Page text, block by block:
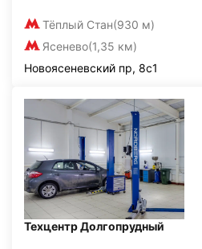
Тёплый Стан(930 м)
Ясенево(1,35 км)
Новоясеневский пр, 8с1
Техцентр Долгопрудный